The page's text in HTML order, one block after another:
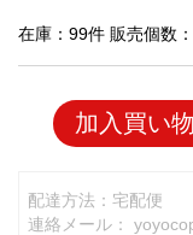
在庫：99件 販売個数
加入買い
配達方法：宅配便
連絡メール：